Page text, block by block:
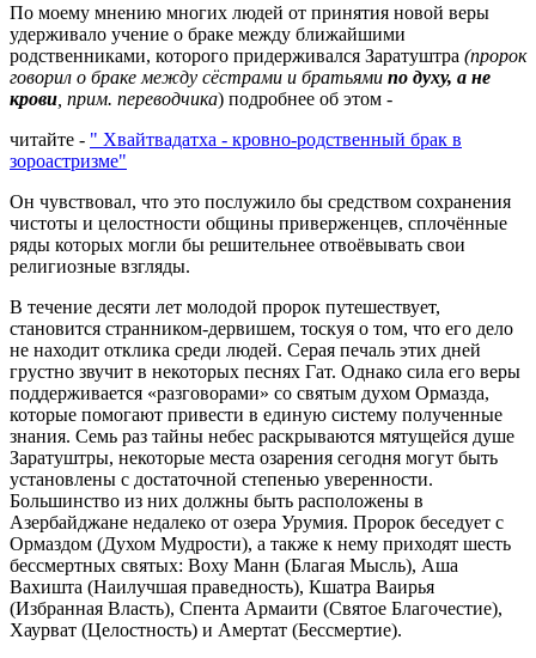
По моему мнению многих людей от принятия новой веры
удерживало учение о браке между ближайшими
родственниками, которого придерживался Заратуштра (пророк
говорил о браке между сёстрами и братьями по духу, а не
крови , прим. переводчика) подробнее об этом -
читайте - " Хвайтвадатха - кровно-родственный брак в
зороастризме"
Он чувствовал, что это послужило бы средством сохранения
чистоты и целостности общины приверженцев, сплочённые
ряды которых могли бы решительнее отвоёвывать свои
религиозные взгляды.
В течение десяти лет молодой пророк путешествует,
становится странником-дервишем, тоскуя о том, что его дело
не находит отклика среди людей. Серая печаль этих дней
грустно звучит в некоторых песнях Гат. Однако сила его веры
поддерживается «разговорами» со святым духом Ормазда,
которые помогают привести в единую систему полученные
знания. Семь раз тайны небес раскрываются мятущейся душе
Заратуштры, некоторые места озарения сегодня могут быть
установлены с достаточной степенью уверенности.
Большинство из них должны быть расположены в
Азербайджане недалеко от озера Урумия. Пророк беседует с
Ормаздом (Духом Мудрости), а также к нему приходят шесть
бессмертных святых: Воху Манн (Благая Мысль), Аша
Вахишта (Наилучшая праведность), Кшатра Ваирья
(Избранная Власть), Спента Армаити (Святое Благочестие),
Хаурват (Целостность) и Амертат (Бессмертие).